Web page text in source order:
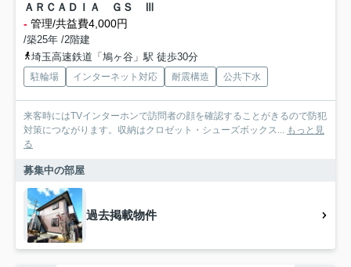
ＡＲＣＡＤＩＡ ＧＳ Ⅲ
- 管理/共益費4,000円
/築25年 /2階建
埼玉高速鉄道「鳩ヶ谷」駅 徒歩30分
駐輪場 インターネット対応 耐震構造 公共下水
来客時にはTVインターホンで訪問者の顔を確認することがきるので防犯
対策につながります。収納はクロゼット・シューズボックス... もっと見
る
募集中の部屋
過去掲載物件